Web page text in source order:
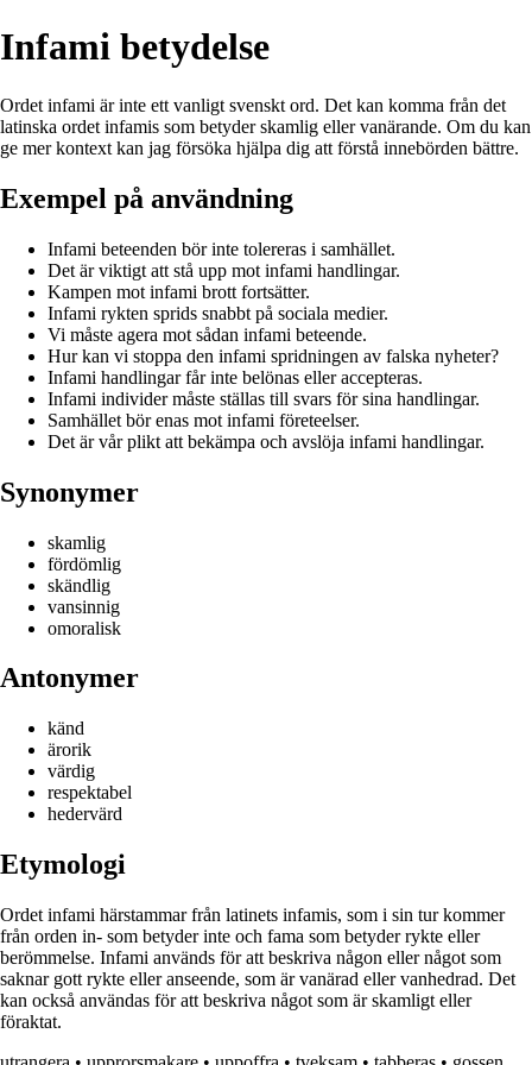
Infami betydelse
Ordet infami är inte ett vanligt svenskt ord. Det kan komma från det
latinska ordet infamis som betyder skamlig eller vanärande. Om du kan
ge mer kontext kan jag försöka hjälpa dig att förstå innebörden bättre.
Exempel på användning
Infami beteenden bör inte tolereras i samhället.
Det är viktigt att stå upp mot infami handlingar.
Kampen mot infami brott fortsätter.
Infami rykten sprids snabbt på sociala medier.
Vi måste agera mot sådan infami beteende.
Hur kan vi stoppa den infami spridningen av falska nyheter?
Infami handlingar får inte belönas eller accepteras.
Infami individer måste ställas till svars för sina handlingar.
Samhället bör enas mot infami företeelser.
Det är vår plikt att bekämpa och avslöja infami handlingar.
Synonymer
skamlig
fördömlig
skändlig
vansinnig
omoralisk
Antonymer
känd
ärorik
värdig
respektabel
hedervärd
Etymologi
Ordet infami härstammar från latinets infamis, som i sin tur kommer
från orden in- som betyder inte och fama som betyder rykte eller
berömmelse. Infami används för att beskriva någon eller något som
saknar gott rykte eller anseende, som är vanärad eller vanhedrad. Det
kan också användas för att beskriva något som är skamligt eller
föraktat.